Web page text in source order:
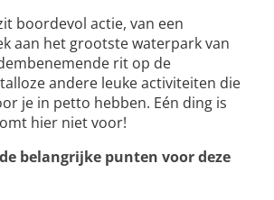
boordevol actie, van een
aan het grootste waterpark van
rit op de
andere leuke activiteiten die
je in petto hebben. Eén ding is
hier niet voor!
belangrijke punten voor deze